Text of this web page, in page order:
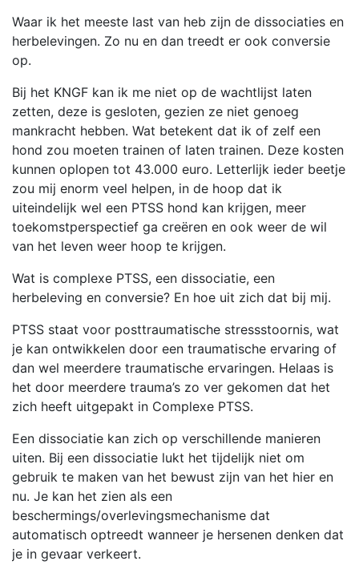
Waar ik het meeste last van heb zijn de dissociaties en
herbelevingen. Zo nu en dan treedt er ook conversie
op.
Bij het KNGF kan ik me niet op de wachtlijst laten
zetten, deze is gesloten, gezien ze niet genoeg
mankracht hebben. Wat betekent dat ik of zelf een
hond zou moeten trainen of laten trainen. Deze kosten
kunnen oplopen tot 43.000 euro. Letterlijk ieder beetje
zou mij enorm veel helpen, in de hoop dat ik
uiteindelijk wel een PTSS hond kan krijgen, meer
toekomstperspectief ga creëren en ook weer de wil
van het leven weer hoop te krijgen.
Wat is complexe PTSS, een dissociatie, een
herbeleving en conversie? En hoe uit zich dat bij mij.
PTSS staat voor posttraumatische stressstoornis, wat
je kan ontwikkelen door een traumatische ervaring of
dan wel meerdere traumatische ervaringen. Helaas is
het door meerdere trauma’s zo ver gekomen dat het
zich heeft uitgepakt in Complexe PTSS.
Een dissociatie kan zich op verschillende manieren
uiten. Bij een dissociatie lukt het tijdelijk niet om
gebruik te maken van het bewust zijn van het hier en
nu. Je kan het zien als een
beschermings/overlevingsmechanisme dat
automatisch optreedt wanneer je hersenen denken dat
je in gevaar verkeert.